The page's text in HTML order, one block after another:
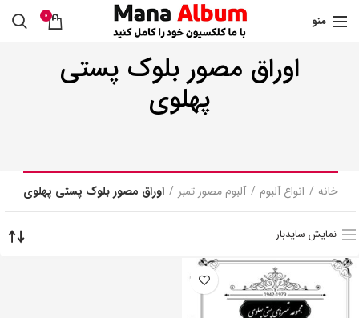
منو 0
اوراق مصور بلوک پستی
پهلوی
خانه انواع آلبوم آلبوم مصور تمبر اوراق مصور بلوک پستی پهلوی
نمایش سایدبار